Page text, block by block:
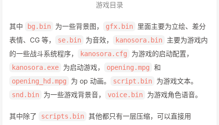
游戏目录
其中 bg.bin 为一些背景图， gfx.bin
里面主要为立绘、差分
表情、CG 等，
se.bin 为音效， kanosora.bin
主要为游戏内
的一些战斗系统程序，
kanosora.cfg 为游戏的启动配置，
kanosora.exe 为启动游戏， opening.mpg 和
opening_hd.mpg 为 op 动画。 script.bin 为游戏文本。
snd.bin 为一些游戏背景音， voice.bin 为游戏角色语音。
其中除了 scripts.bin 其他都只有一层压缩，可以直接用